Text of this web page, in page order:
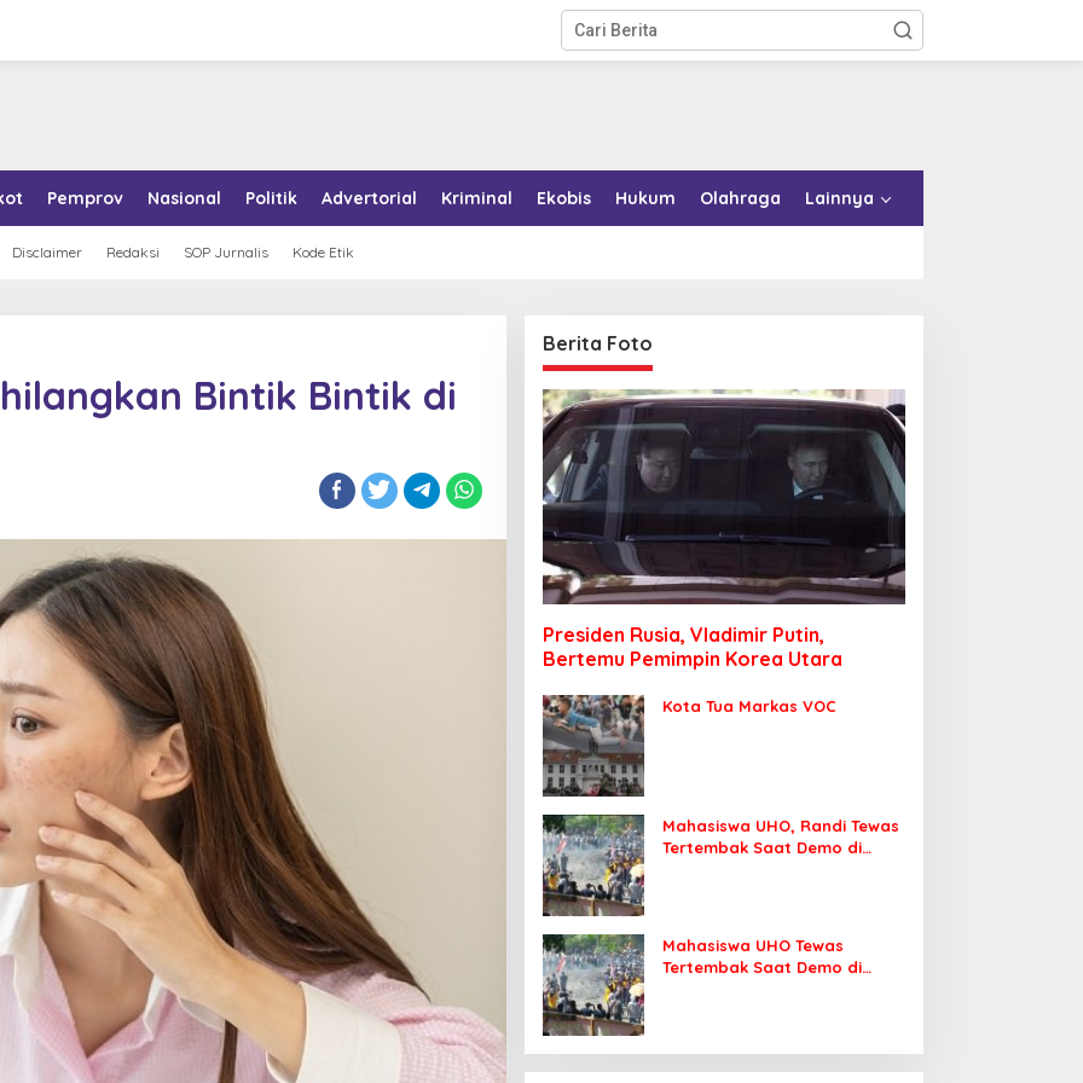
Pemprov Nasional Politik Advertorial Kriminal Ekobis Hukum Olahraga Lainnya
Disclaimer Redaksi SOP Jurnalis Kode Etik
Bintik Bintik di
Berita Foto
Presiden Rusia, Vladimir Putin,
Bertemu Pemimpin Korea Utara
Kota Tua Markas VOC
Mahasiswa UHO, Randi Tewas
Tertembak Saat Demo di
Mahasiswa UHO Tewas
Tertembak Saat Demo di